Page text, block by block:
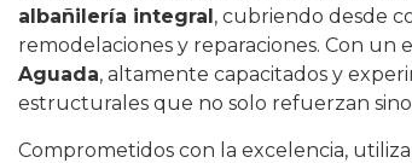
albañilería integral, cubriendo desde
remodelaciones y reparaciones. Con un
Aguada, altamente capacitados y
estructurales que no solo refuerzan
Comprometidos con la excelencia,